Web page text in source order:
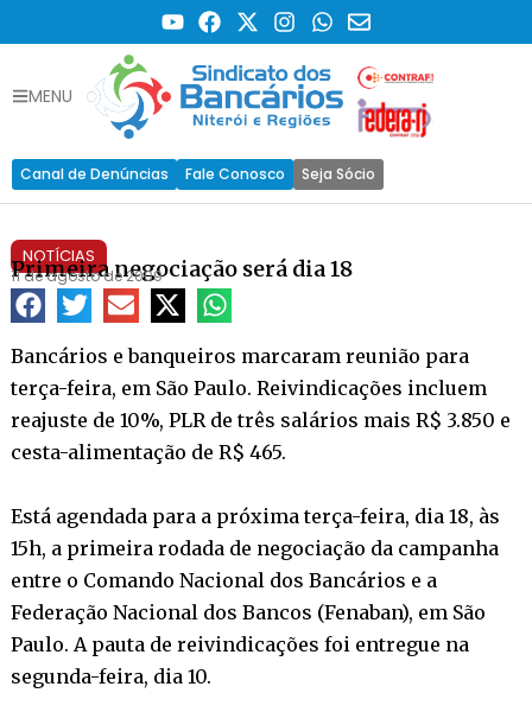
MENU
Canal de Denúncias Fale Conosco Seja Sócio
NOTÍCIAS
Primeira negociação será dia 18
11 de agosto de 2009
Bancários e banqueiros marcaram reunião para
terça-feira, em São Paulo. Reivindicações incluem
reajuste de 10%, PLR de três salários mais R$ 3.850 e
cesta-alimentação de R$ 465.
Está agendada para a próxima terça-feira, dia 18, às
15h, a primeira rodada de negociação da campanha
entre o Comando Nacional dos Bancários e a
Federação Nacional dos Bancos (Fenaban), em São
Paulo. A pauta de reivindicações foi entregue na
segunda-feira, dia 10.